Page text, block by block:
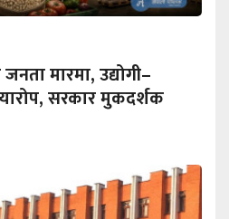
मारमा, उद्योगी–
सरकार मुकदर्शक